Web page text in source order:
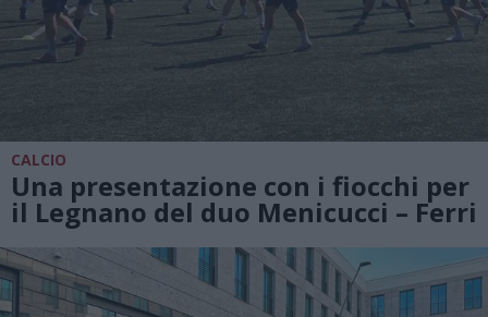
CALCIO
Una presentazione con i fiocchi per
il Legnano del duo Menicucci – Ferri